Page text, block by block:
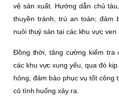
vệ sản xuất. Hướng dẫn chủ
thuyền tránh, trú an toàn; đảm
nuôi thuỷ sản tại các khu vực ven
Ðồng thời, tăng cường kiểm tra
các khu vực xung yếu, qua đó
hỏng, đảm bảo phục vụ tốt công
có tình huống xảy ra.